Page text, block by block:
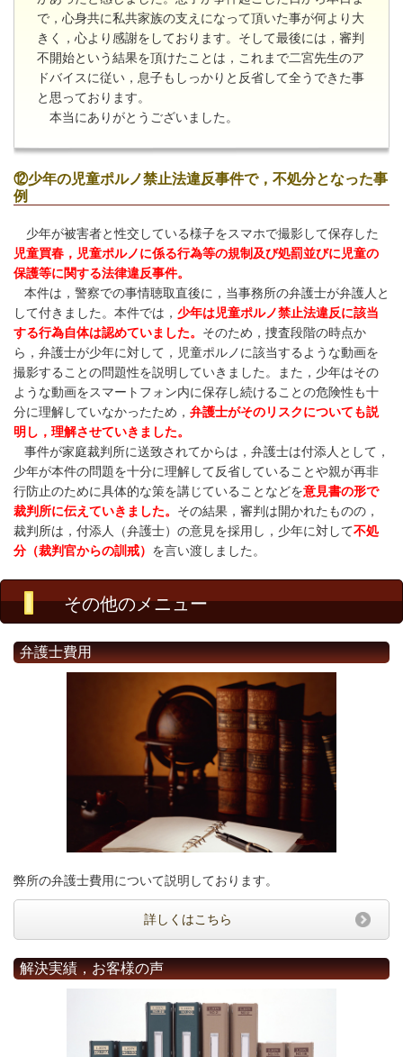
で，心身共に私共家族の支えになって頂いた事が何より大
きく，心より感謝をしております。そして最後には，審判
不開始という結果を頂けたことは，これまで二宮先生のア
ドバイスに従い，息子もしっかりと反省して全うできた事
と思っております。
本当にありがとうございました。
⑫少年の児童ポルノ禁止法違反事件で，不処分となった事
例
少年が被害者と性交している様子をスマホで撮影して保存した
児童買春，児童ポルノに係る行為等の規制及び処罰並びに児童の
保護等に関する法律違反事件。
本件は，警察での事情聴取直後に，当事務所の弁護士が弁護人と
して付きました。 本件では， 少年は児童ポルノ禁止法違反に該当
する行為自体は認めていました。 そのため，捜査段階の時点か
ら，弁護士が少年に対して，児童ポルノに該当するような動画を
撮影することの問題性を説明していきました。また，少年はその
ような動画をスマートフォン内に保存し続けることの危険性も十
分に理解していなかったため， 弁護士がそのリスクについても説
明し，理解させていきました。
事件が家庭裁判所に送致されてからは，弁護士は付添人として，
少年が本件の問題を十分に理解して反省していることや親が再非
行防止のために具体的な策を講じていることなどを意見書の形で
裁判所に伝えていきました。 その結果，審判は開かれたものの，
裁判所は，付添人（弁護士）の意見を採用し，少年に対して不処
分（裁判官からの訓戒） を言い渡しました。
その他のメニュー
弁護士費用
弊所の弁護士費用について説明しております。
詳しくはこちら
解決実績，お客様の声